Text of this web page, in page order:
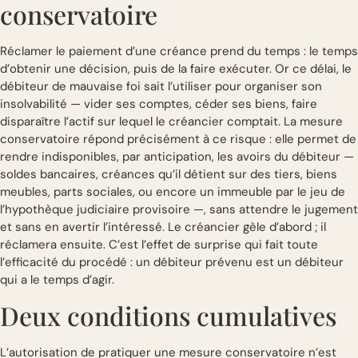
conservatoire
Réclamer le paiement d’une créance prend du temps : le temps
d’obtenir une décision, puis de la faire exécuter. Or ce délai, le
débiteur de mauvaise foi sait l’utiliser pour organiser son
insolvabilité — vider ses comptes, céder ses biens, faire
disparaître l’actif sur lequel le créancier comptait. La mesure
conservatoire répond précisément à ce risque : elle permet de
rendre indisponibles, par anticipation, les avoirs du débiteur —
soldes bancaires, créances qu’il détient sur des tiers, biens
meubles, parts sociales, ou encore un immeuble par le jeu de
l’hypothèque judiciaire provisoire —, sans attendre le jugement
et sans en avertir l’intéressé. Le créancier gèle d’abord ; il
réclamera ensuite. C’est l’effet de surprise qui fait toute
l’efficacité du procédé : un débiteur prévenu est un débiteur
qui a le temps d’agir.
Deux conditions cumulatives
L’autorisation de pratiquer une mesure conservatoire n’est